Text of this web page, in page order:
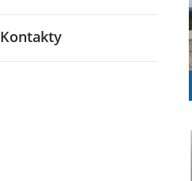
Kontakty